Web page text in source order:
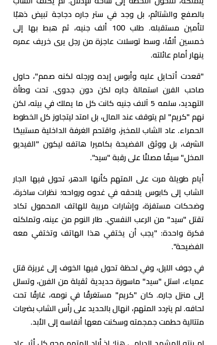
بالصفع والشتائم، بل وجد في ستر جاره دجاجة تبيض ذهبًا
لتأمين مستقبله. طلب 100 ألف جنيه، ثم هبط بها إلى
خمسين ألفًا، وسط توسلات عاجزة من رجل يرى خريف عمره
ينهار أمام عائلته.
"قعدت أتحايل عليه وأبوس إيده ورجله لكنه صمم"، حاول
صاحب الفرن استمالة جاره لكن دون جدوى. تحت وطأة
التهديد، سلمه 5 آلاف جنيه كانت كل ما يملك في بيته، لكن
نهم "كريم" لم يتوقف عند المال، بل امتد ليتجاوز كل الخطوط
الحمراء. عاد الشاب للمخبز، واقتحم الغرفة الداخلية مستبيحًا
الشرف، بل ووثق الفضيحة بكاميرا هاتفه ليكون "الفيديو
المخل" سيفًا مصلتًا على رقبة "سيد".
أيام طويلة مرت على المتهم كأنها الدهر، تحول فيها الجار
الشاب إلى كابوس يلاحقه في غدوه ورواحه؛ نظرات ساخرة،
وضحكات مستفزة، وإشارات مريبة للهاتف المحمول تكاد
تقتل "سيد" من الرعب النفسي. طار النوم من عينه، وتملكته
فكرة واحدة: "يجب أن يختفي هذا الهاتف وتختفي معه
الفضيحة".
في جوف الليل، وفي لحظة تحول فيها الخوف إلى غريزة قتل
عمياء، استل "سيد" ماسورة حديدية ثقيلة من الفرن، وتسلل
إلى منزل جاره. كان "كريم" مستغرقًا في نومه، غارقًا تحت
لحافه. لم يتردد المتهم، انهال بالحديد على رأس الشاب بضربات
متتالية حطمت جمجمته وسكنت معها أنفاسه إلى الأبد.